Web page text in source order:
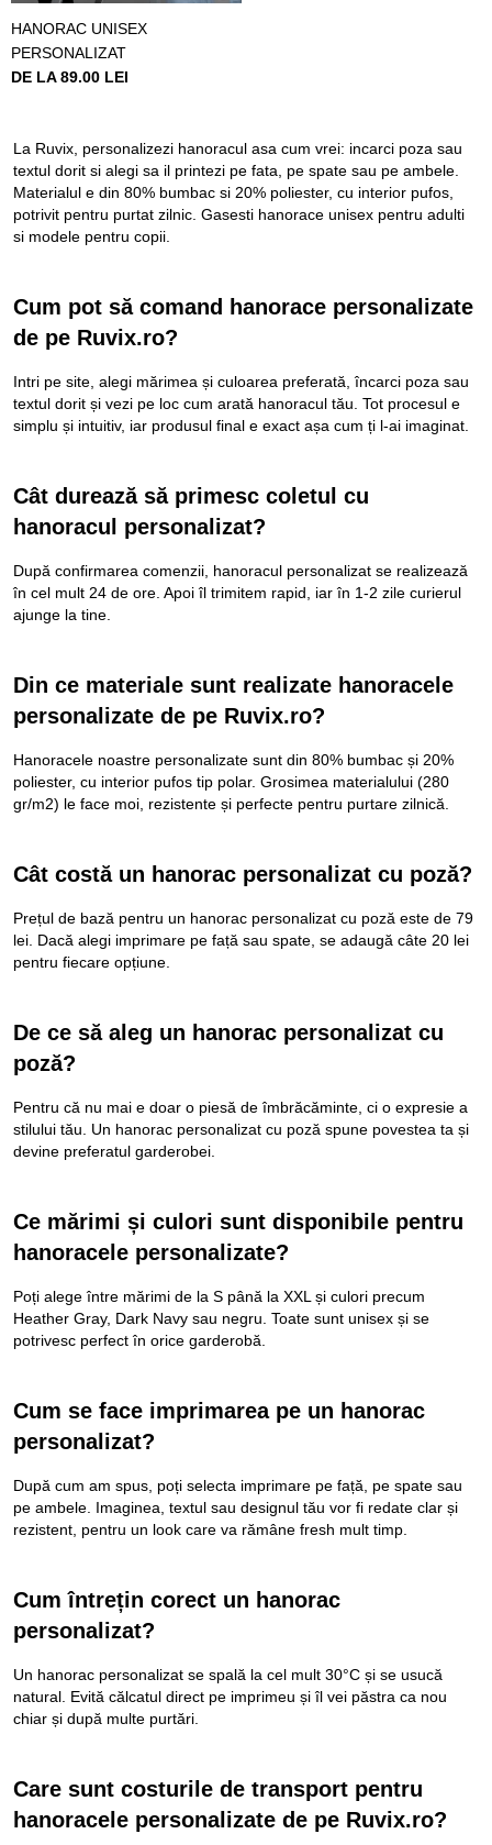
HANORAC UNISEX
PERSONALIZAT
DE LA 89.00 LEI
La Ruvix, personalizezi hanoracul asa cum vrei: incarci poza sau
textul dorit si alegi sa il printezi pe fata, pe spate sau pe ambele.
Materialul e din 80% bumbac si 20% poliester, cu interior pufos,
potrivit pentru purtat zilnic. Gasesti hanorace unisex pentru adulti
si modele pentru copii.
Cum pot să comand hanorace personalizate
de pe Ruvix.ro?
Intri pe site, alegi mărimea și culoarea preferată, încarci poza sau
textul dorit și vezi pe loc cum arată hanoracul tău. Tot procesul e
simplu și intuitiv, iar produsul final e exact așa cum ți l-ai imaginat.
Cât durează să primesc coletul cu
hanoracul personalizat?
După confirmarea comenzii, hanoracul personalizat se realizează
în cel mult 24 de ore. Apoi îl trimitem rapid, iar în 1-2 zile curierul
ajunge la tine.
Din ce materiale sunt realizate hanoracele
personalizate de pe Ruvix.ro?
Hanoracele noastre personalizate sunt din 80% bumbac și 20%
poliester, cu interior pufos tip polar. Grosimea materialului (280
gr/m2) le face moi, rezistente și perfecte pentru purtare zilnică.
Cât costă un hanorac personalizat cu poză?
Prețul de bază pentru un hanorac personalizat cu poză este de 79
lei. Dacă alegi imprimare pe față sau spate, se adaugă câte 20 lei
pentru fiecare opțiune.
De ce să aleg un hanorac personalizat cu
poză?
Pentru că nu mai e doar o piesă de îmbrăcăminte, ci o expresie a
stilului tău. Un hanorac personalizat cu poză spune povestea ta și
devine preferatul garderobei.
Ce mărimi și culori sunt disponibile pentru
hanoracele personalizate?
Poți alege între mărimi de la S până la XXL și culori precum
Heather Gray, Dark Navy sau negru. Toate sunt unisex și se
potrivesc perfect în orice garderobă.
Cum se face imprimarea pe un hanorac
personalizat?
După cum am spus, poți selecta imprimare pe față, pe spate sau
pe ambele. Imaginea, textul sau designul tău vor fi redate clar și
rezistent, pentru un look care va rămâne fresh mult timp.
Cum întrețin corect un hanorac
personalizat?
Un hanorac personalizat se spală la cel mult 30°C și se usucă
natural. Evită călcatul direct pe imprimeu și îl vei păstra ca nou
chiar și după multe purtări.
Care sunt costurile de transport pentru
hanoracele personalizate de pe Ruvix.ro?